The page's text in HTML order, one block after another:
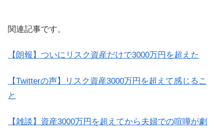
関連記事です。
【朗報】ついにリスク資産だけで3000万円を超えた
【Twitterの声】リスク資産3000万円を超えて感じるこ
と
【雑談】資産3000万円を超えてから夫婦での喧嘩が劇